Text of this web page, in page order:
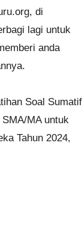
di
lagi untuk
anda
Soal Sumatif
MA untuk
Tahun 2024,